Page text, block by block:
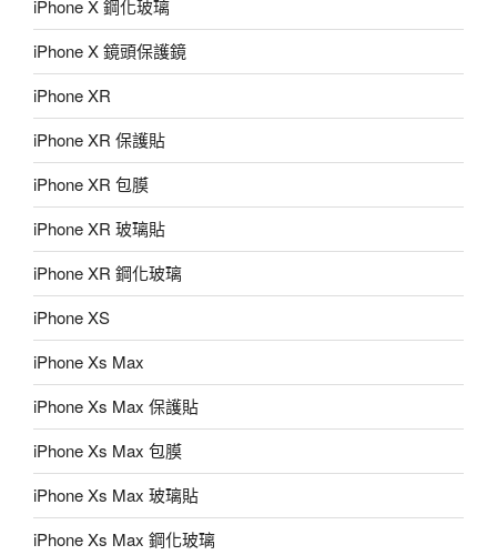
iPhone X 鋼化玻璃
iPhone X 鏡頭保護鏡
iPhone XR
iPhone XR 保護貼
iPhone XR 包膜
iPhone XR 玻璃貼
iPhone XR 鋼化玻璃
iPhone XS
iPhone Xs Max
iPhone Xs Max 保護貼
iPhone Xs Max 包膜
iPhone Xs Max 玻璃貼
iPhone Xs Max 鋼化玻璃